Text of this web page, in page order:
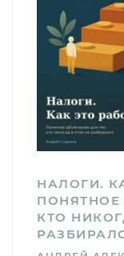
НАЛОГИ.
ПОНЯТНОЕ
КТО